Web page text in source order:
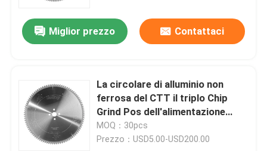
Prodotti
Circa noi
Miglior prezzo Contattaci
La circolare di alluminio non
ferrosa del CTT il triplo Chip
Grind Pos dell'alimentazione
automatica delle lame per sega
MOQ：30pcs
Prezzo：USD5.00-USD200.00